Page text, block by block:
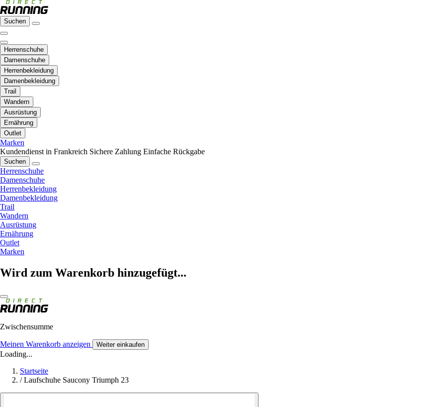
Suchen
Herrenschuhe
Damenschuhe
Herrenbekleidung
Damenbekleidung
Trail
Wandern
Ausrüstung
Ernährung
Outlet
Marken
Kundendienst in Frankreich Sichere Zahlung Einfache Rückgabe
Suchen
Herrenschuhe
Damenschuhe
Herrenbekleidung
Damenbekleidung
Trail
Wandern
Ausrüstung
Ernährung
Outlet
Marken
Wird zum Warenkorb hinzugefügt...
Zwischensumme
Meinen Warenkorb anzeigen Weiter einkaufen
Loading...
Startseite
/ Laufschuhe Saucony Triumph 23